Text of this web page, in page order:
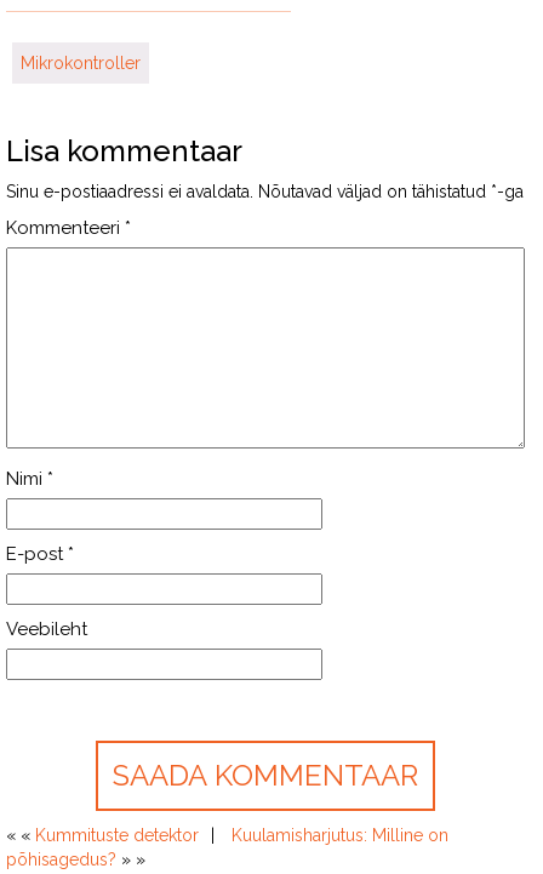
Mikrokontroller
Lisa kommentaar
Sinu e-postiaadressi ei avaldata. Nõutavad väljad on tähistatud *-ga
Kommenteeri *
Nimi *
E-post *
Veebileht
« « Kummituste detektor
Kuulamisharjutus: Milline on
põhisagedus? » »